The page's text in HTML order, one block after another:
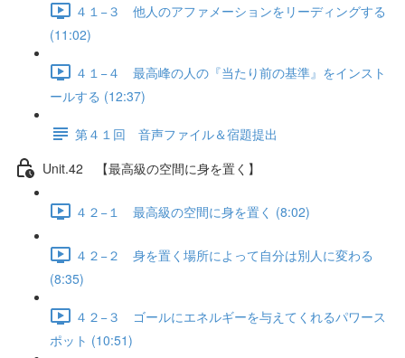
４１−３ 他人のアファメーションをリーディングする
(11:02)
４１−４ 最高峰の人の『当たり前の基準』をインスト
ールする (12:37)
第４１回 音声ファイル＆宿題提出
Unit.42 【最高級の空間に身を置く】
４２−１ 最高級の空間に身を置く (8:02)
４２−２ 身を置く場所によって自分は別人に変わる
(8:35)
４２−３ ゴールにエネルギーを与えてくれるパワース
ポット (10:51)